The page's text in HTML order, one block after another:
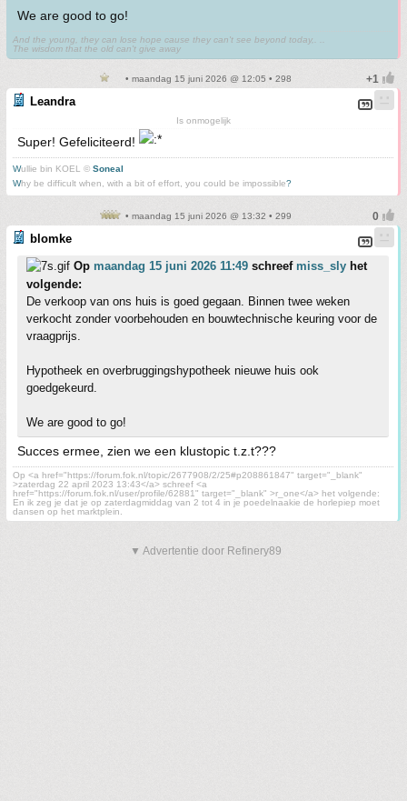
We are good to go!
And the young, they can lose hope cause they can't see beyond today,. ..
The wisdom that the old can't give away
• maandag 15 juni 2026 @ 12:05 • 298
Leandra
Is onmogelijk
Super! Gefeliciteerd!
Wullie bin KOEL © Soneal
Why be difficult when, with a bit of effort, you could be impossible?
• maandag 15 juni 2026 @ 13:32 • 299
blomke
Op maandag 15 juni 2026 11:49 schreef miss_sly het
volgende:
De verkoop van ons huis is goed gegaan. Binnen twee weken
verkocht zonder voorbehouden en bouwtechnische keuring voor de
vraagprijs.
Hypotheek en overbruggingshypotheek nieuwe huis ook
goedgekeurd.
We are good to go!
Succes ermee, zien we een klustopic t.z.t???
Op <a href="https://forum.fok.nl/topic/2677908/2/25#p208861847" target="_blank"
>zaterdag 22 april 2023 13:43</a> schreef <a
href="https://forum.fok.nl/user/profile/62881" target="_blank" >r_one</a> het volgende:
En ik zeg je dat je op zaterdagmiddag van 2 tot 4 in je poedelnaakie de horlepiep moet
dansen op het marktplein.
▼ Advertentie door Refinery89